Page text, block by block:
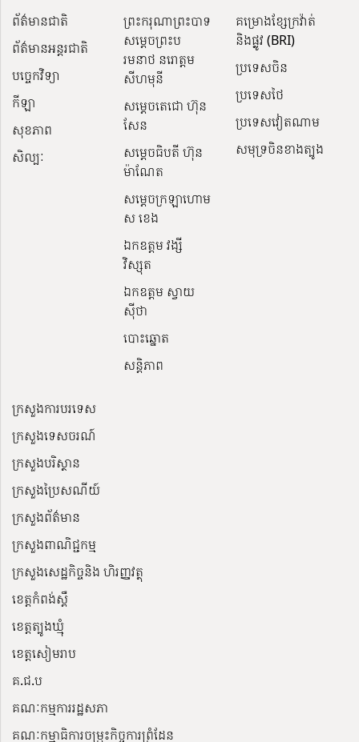
ព័ត៌មានជាតិ
ព័ត៌មានអន្តរជាតិ
បច្ចេកវិទ្យា
កីឡា
សុខភាព
សិល្បៈ
ព្រះករុណាព្រះបាទ
សម្តេចព្រះប
រមនាថ នរោត្តម
សីហមុនី
សម្តេចតេជោ ហ៊ុន
សែន
សម្ដេចធិបតី ហ៊ុន
ម៉ាណែត
សម្ដេចក្រឡាហោម
ស ខេង
ឯកឧត្តម វង្សី
វិស្សុត
ឯកឧត្តម ស្វាយ
ស៊ីថា
បោះឆ្នោត
សន្តិភាព
គម្រោងខ្សែក្រវ៉ាត់
និងផ្លូវ (BRI)
ប្រទេសចិន
ប្រទេសថៃ
ប្រទេសវៀតណាម
សមុទ្រចិនខាងត្បូង
ក្រសួងការបរទេស
ក្រសួងទេសចរណ៍
ក្រសួងបរិស្ថាន
ក្រសួងប្រៃសណីយ៍
ក្រសួងព័ត៌មាន
ក្រសួងពាណិជ្ជកម្ម
ក្រសួងសេដ្ឋកិច្ចនិង ហិរញ្ញវត្ថុ
ខេត្តកំពង់ស្ពឺ
ខេត្តត្បូងឃ្មុំ
ខេត្តសៀមរាប
គ.ជ.ប
គណៈកម្មការរដ្ឋសភា
គណៈកម្មាធិការចម្រុះកិច្ចការព្រំដែន